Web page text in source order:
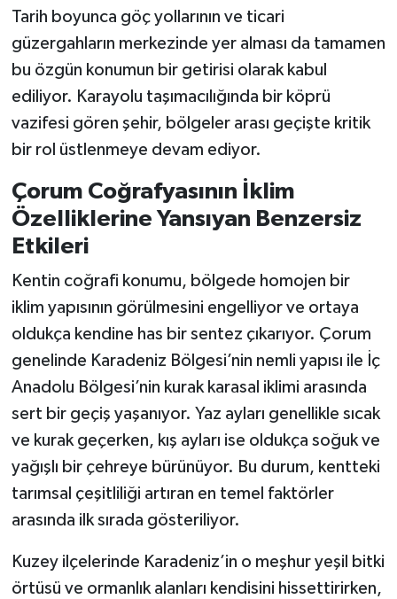
Tarih boyunca göç yollarının ve ticari
güzergahların merkezinde yer alması da tamamen
bu özgün konumun bir getirisi olarak kabul
ediliyor. Karayolu taşımacılığında bir köprü
vazifesi gören şehir, bölgeler arası geçişte kritik
bir rol üstlenmeye devam ediyor.
Çorum Coğrafyasının İklim
Özelliklerine Yansıyan Benzersiz
Etkileri
Kentin coğrafi konumu, bölgede homojen bir
iklim yapısının görülmesini engelliyor ve ortaya
oldukça kendine has bir sentez çıkarıyor. Çorum
genelinde Karadeniz Bölgesi’nin nemli yapısı ile İç
Anadolu Bölgesi’nin kurak karasal iklimi arasında
sert bir geçiş yaşanıyor. Yaz ayları genellikle sıcak
ve kurak geçerken, kış ayları ise oldukça soğuk ve
yağışlı bir çehreye bürünüyor. Bu durum, kentteki
tarımsal çeşitliliği artıran en temel faktörler
arasında ilk sırada gösteriliyor.
Kuzey ilçelerinde Karadeniz’in o meşhur yeşil bitki
örtüsü ve ormanlık alanları kendisini hissettirirken,